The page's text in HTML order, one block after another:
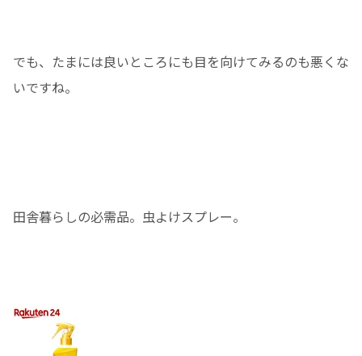
でも、たまには良いところにも目を向けてみるのも悪くな
いですね。
田舎暮らしの必需品。虫よけスプレー。